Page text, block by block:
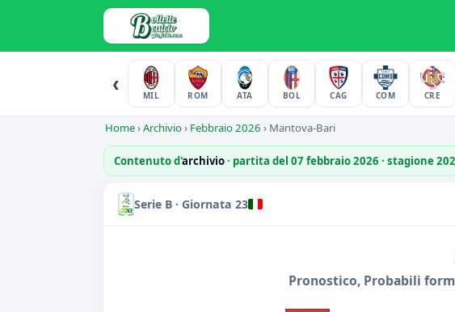
‹
MIL ROM ATA BOL CAG COM CRE
Home›Archivio› Febbraio 2026 › Mantova-Bari
Contenuto d'archivio· partita del 07 febbraio 2026 · stagione
Serie B · Giornata 23
Pronostico, Probabili